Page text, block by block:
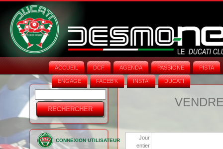
ACCUEIL DCF AGENDA PASSIONE PISTA
ENGAGE FACEB'K INSTA‘ DUCATI
Formulaire
de
recherche
CONNEXION UTILISATEUR
Jour
entier